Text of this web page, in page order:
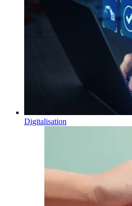
Digitalisation